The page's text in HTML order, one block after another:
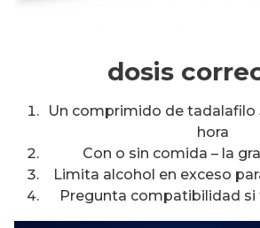
dosis
Un comprimido de tadalafilo
hora
Con o sin comida – la
Limita alcohol en exceso
Pregunta compatibilidad